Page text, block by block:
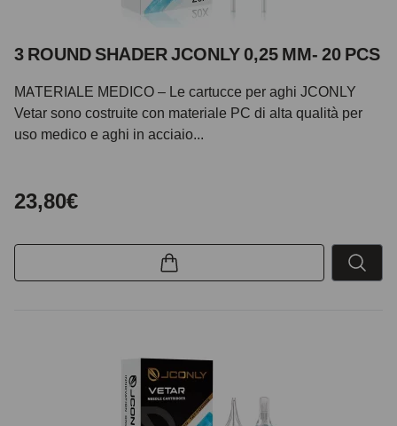
3 ROUND SHADER JCONLY 0,25 MM- 20 PCS
MATERIALE MEDICO – Le cartucce per aghi JCONLY
Vetar sono costruite con materiale PC di alta qualità per
uso medico e aghi in acciaio...
23,80€